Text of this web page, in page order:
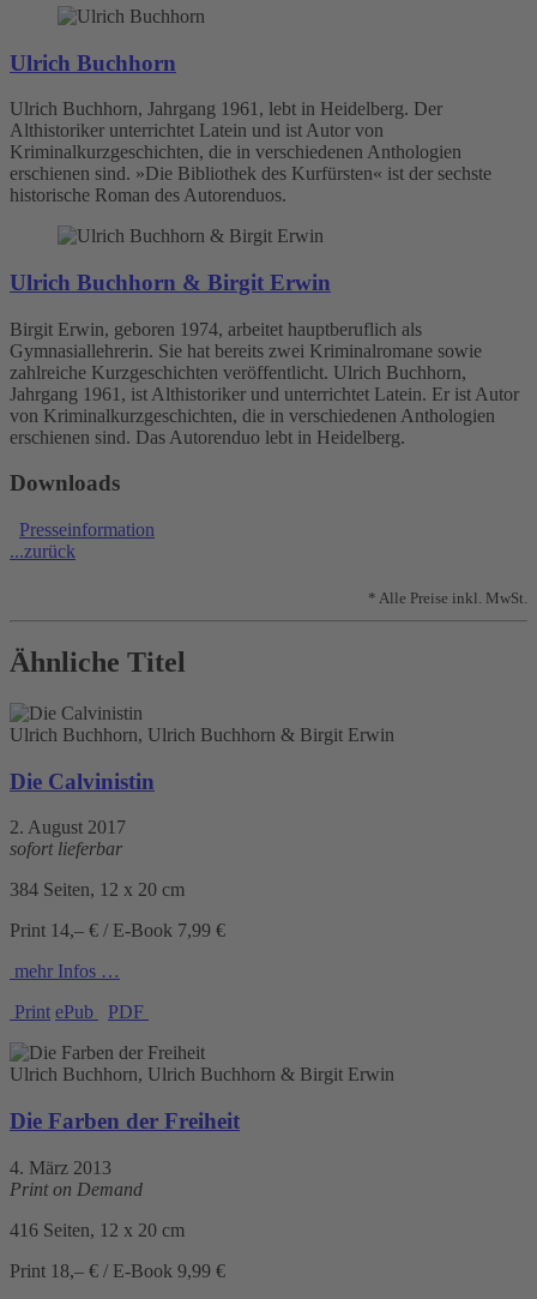
Ulrich Buchhorn
Ulrich Buchhorn, Jahrgang 1961, lebt in Heidelberg. Der
Althistoriker unterrichtet Latein und ist Autor von
Kriminalkurzgeschichten, die in verschiedenen Anthologien
erschienen sind. »Die Bibliothek des Kurfürsten« ist der sechste
historische Roman des Autorenduos.
Ulrich Buchhorn & Birgit Erwin
Birgit Erwin, geboren 1974, arbeitet hauptberuflich als
Gymnasiallehrerin. Sie hat bereits zwei Kriminalromane sowie
zahlreiche Kurzgeschichten veröffentlicht. Ulrich Buchhorn,
Jahrgang 1961, ist Althistoriker und unterrichtet Latein. Er ist Autor
von Kriminalkurzgeschichten, die in verschiedenen Anthologien
erschienen sind. Das Autorenduo lebt in Heidelberg.
Downloads
Presseinformation
...zurück
* Alle Preise inkl. MwSt.
Ähnliche Titel
Ulrich Buchhorn, Ulrich Buchhorn & Birgit Erwin
Die Calvinistin
2. August 2017
sofort lieferbar
384 Seiten, 12 x 20 cm
Print 14,– € / E-Book 7,99 €
mehr Infos …
Print ePub PDF
Ulrich Buchhorn, Ulrich Buchhorn & Birgit Erwin
Die Farben der Freiheit
4. März 2013
Print on Demand
416 Seiten, 12 x 20 cm
Print 18,– € / E-Book 9,99 €